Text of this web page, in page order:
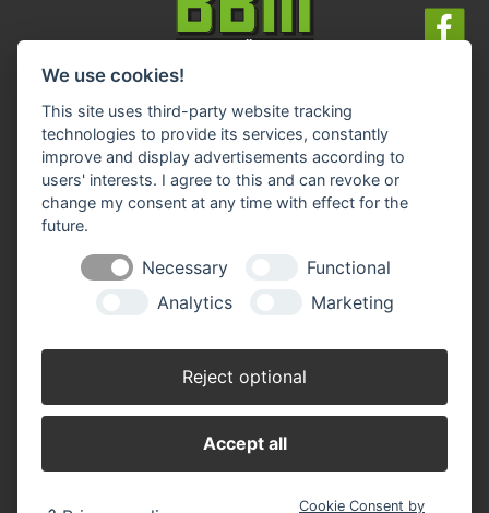
Impressum Datenschutz
Cookie-Einstellungen ändern
BBM Baumarkt Achim
Margarete-Steiff-Allee 1
Telefon: 04202 91 03 50
E-Mail:
achim(at)bbm-baumarkt.de
8.30 - 19.00 Uhr
Samstag:
8.30 - 18.00 Uhr
We use cookies!
This site uses third-party website tracking
technologies to provide its services, constantly
improve and display advertisements according to
users' interests. I agree to this and can revoke or
change my consent at any time with effect for the
future.
Necessary
Functional
Analytics
Marketing
Reject optional
Accept all
Cookie Consent by